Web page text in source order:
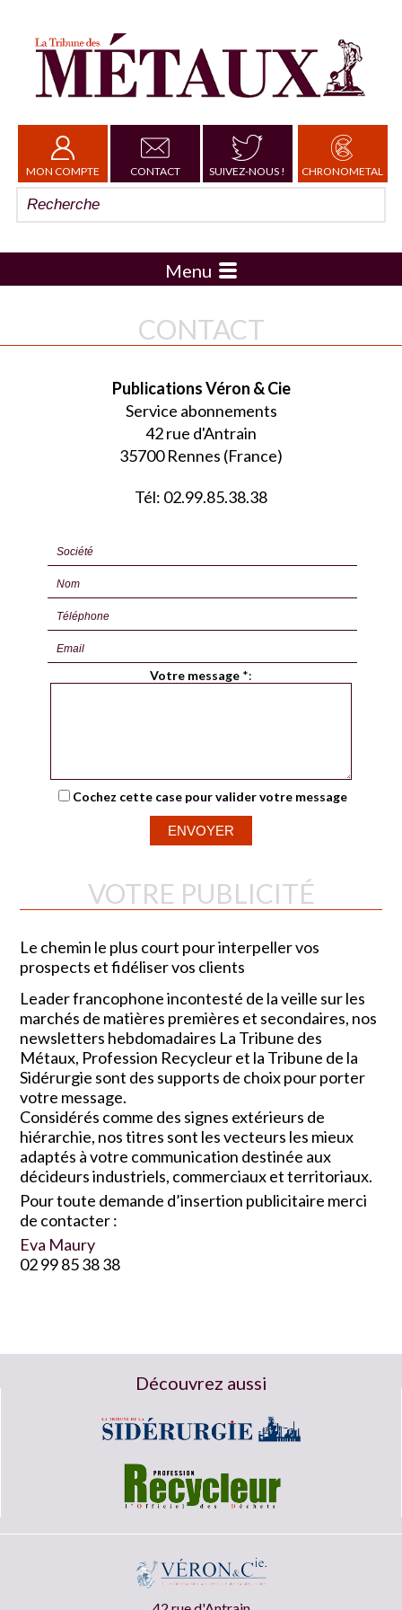
MON COMPTE CONTACT SUIVEZ-NOUS ! CHRONOMETAL
Menu
CONTACT
Publications Véron & Cie
Service abonnements
42 rue d'Antrain
35700 Rennes (France)
Tél: 02.99.85.38.38
Votre message *:
Cochez cette case pour valider votre message
VOTRE PUBLICITÉ
Le chemin le plus court pour interpeller vos
prospects et fidéliser vos clients
Leader francophone incontesté de la veille sur les
marchés de matières premières et secondaires, nos
newsletters hebdomadaires La Tribune des
Métaux, Profession Recycleur et la Tribune de la
Sidérurgie sont des supports de choix pour porter
votre message.
Considérés comme des signes extérieurs de
hiérarchie, nos titres sont les vecteurs les mieux
adaptés à votre communication destinée aux
décideurs industriels, commerciaux et territoriaux.
Pour toute demande d’insertion publicitaire merci
de contacter :
Eva Maury
02 99 85 38 38
Découvrez aussi